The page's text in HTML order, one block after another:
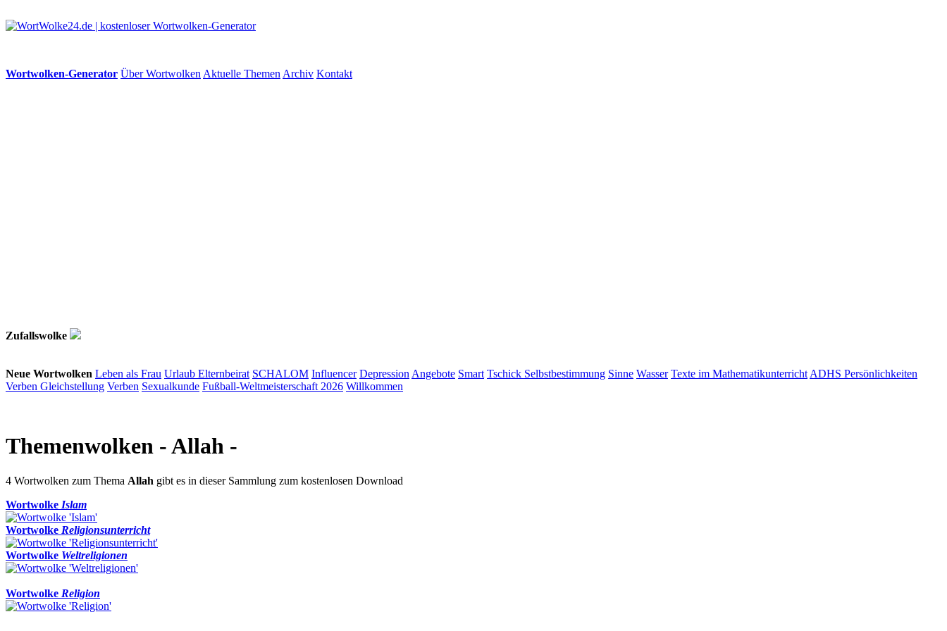
Wortwolken-Generator Über Wortwolken Aktuelle Themen Archiv Kontakt
Zufallswolke
Neue Wortwolken Leben als Frau Urlaub Elternbeirat SCHALOM Influencer Depression Angebote Smart Tschick Selbstbestimmung Sinne Wasser Texte im Mathematikunterricht ADHS Persönlichkeiten
Verben Gleichstellung Verben Sexualkunde Fußball-Weltmeisterschaft 2026 Willkommen
Themenwolken - Allah -
4 Wortwolken zum Thema Allah gibt es in dieser Sammlung zum kostenlosen Download
Wortwolke Islam
Wortwolke Religionsunterricht
Wortwolke Weltreligionen
Wortwolke Religion